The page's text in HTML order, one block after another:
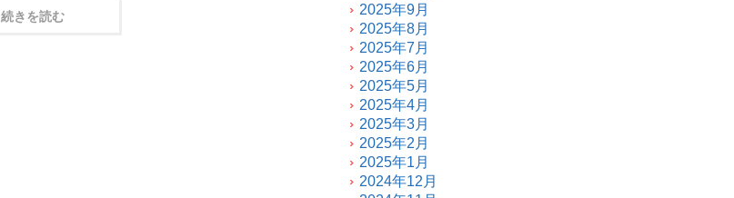
続きを読む
2025年9月
2025年8月
2025年7月
2025年6月
2025年5月
2025年4月
2025年3月
2025年2月
2025年1月
2024年12月